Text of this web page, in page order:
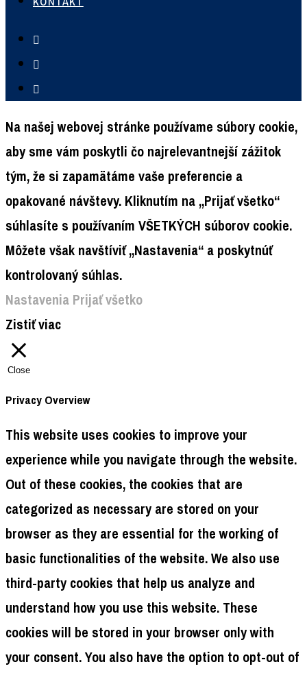
MLADŠÍ MINI U11
TRÉNINGY
NÁBOR
DOKUMENTY
KONTAKT
Na našej webovej stránke používame súbory cookie,
aby sme vám poskytli čo najrelevantnejší zážitok
tým, že si zapamätáme vaše preferencie a
opakované návštevy. Kliknutím na „Prijať všetko“
Môžete však navštíviť „Nastavenia“ a poskytnúť
kontrolovaný súhlas.
Nastavenia Prijať všetko
Zistiť viac
Privacy Overview
This website uses cookies to improve your
experience while you navigate through the website.
Out of these cookies, the cookies that are
categorized as necessary are stored on your